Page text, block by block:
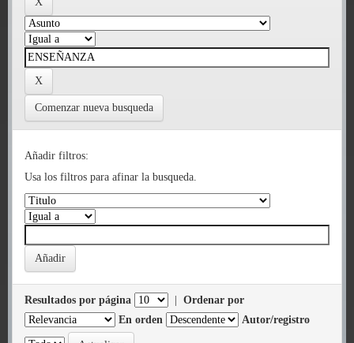
Comenzar nueva busqueda
Añadir filtros:
Usa los filtros para afinar la busqueda.
Resultados por página
Ordenar por
En orden
Autor/registro